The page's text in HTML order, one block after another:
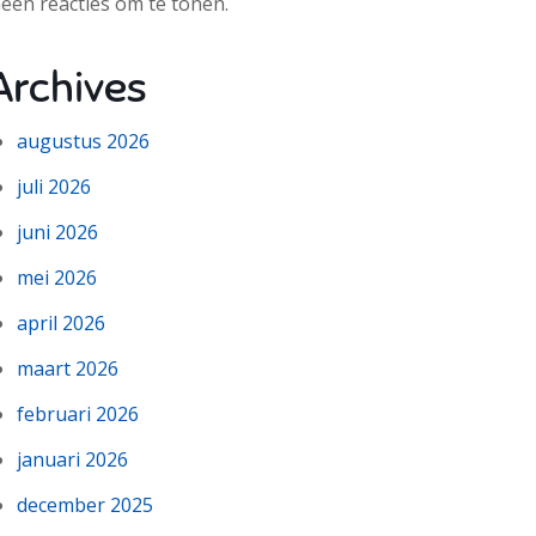
augustus 2026
juli 2026
juni 2026
mei 2026
april 2026
maart 2026
februari 2026
januari 2026
december 2025